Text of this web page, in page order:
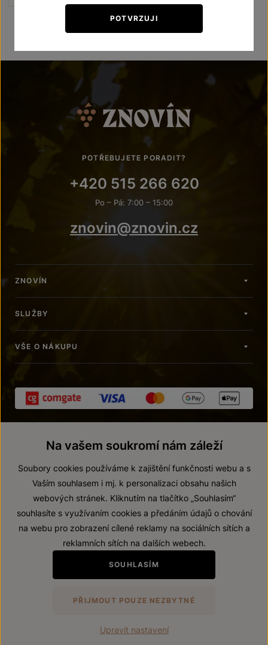
POTŘEBUJETE PORADIT?
+420 515 266 620
Po – Pá: 7:00 – 15:00
znovin@znovin.cz
ZNOVÍN
SLUŽBY
VŠE O NÁKUPU
© 2026 ZNOVÍN ZNOJMO, a. s.
Prohlášení o přístupnosti
Zákaz prodeje alkoholických nápojů osobám mladším 18 let.
VytvořilwebProgress
POTVRZUJI
Na vašem soukromí nám záleží
Soubory cookies používáme k zajištění funkčnosti webu a s
Vaším souhlasem i mj. k personalizaci obsahu našich
webových stránek. Kliknutím na tlačítko „Souhlasím“
souhlasíte s využívaním cookies a předáním údajů o chování
na webu pro zobrazení cílené reklamy na sociálních sítích a
reklamních sítích na dalších webech.
SOUHLASÍM
PŘIJMOUT POUZE NEZBYTNÉ
Upravit nastavení